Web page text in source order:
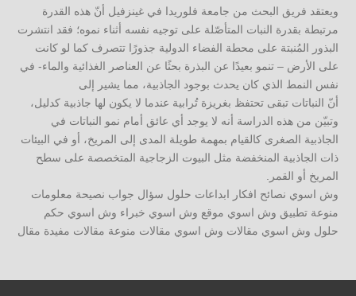
ويعتقد فريق البحث من جامعة فلوريدا في غينزفيل أنّ هذه القدرة
مرتبطة بقدرة النبات المتأصّلة على توجيه نفسه أثناء نموه؛ فقد انتشرت
البذور المُنبتة على محطة الفضاء الدولية جذورًا تتصرف كما لو كانت
على الأرض – تنمو بعيدًا عن البذرة بحثًا عن العناصر الغذائية والماء- في
نفس النمط الذي كان يحدث بوجود الجاذبية، مما يشير إلى
أنّ النباتات تبقى تحتفظ بغريزة تُرابية عندما لا يكون لها جاذبية كدليل،
وتبيّن من هذه الدراسة أنه لا يوجد أي عائق أمام نمو النباتات في
الجاذبية الصغرى كالقيام بمهمة طويلة المدى إلى المريخ، أو في البيئات
ذات الجاذبية المنخفضة مثل البيوت الزجاجية المتخصصة على سطح
المريخ أو القمر.
وش اسوي نصائح افكار ابداعات حلول سؤال جواب نصيحة معلومات
منوعة تطبيق وش اسوي موقع وش اسوي خبراء وش اسوي حكم
حلول وش اسوي مقالات وش اسوي مقالات منوعة مقالات مفيدة مقال